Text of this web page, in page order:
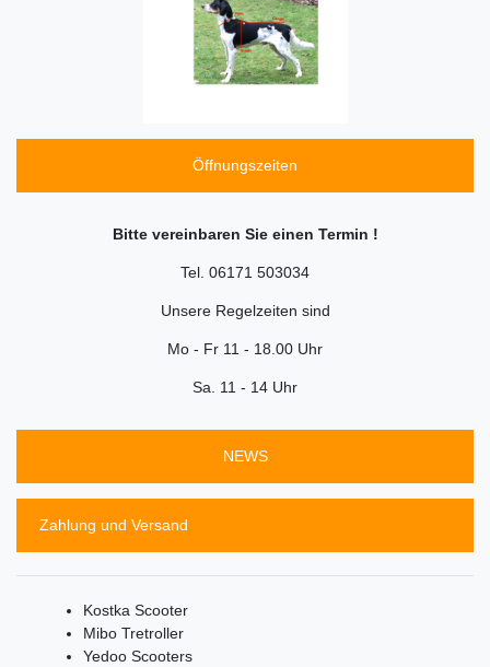
Öffnungszeiten
Bitte vereinbaren Sie einen Termin !
Tel. 06171 503034
Unsere Regelzeiten sind
Mo - Fr 11 - 18.00 Uhr
Sa. 11 - 14 Uhr
NEWS
Zahlung und Versand
Kostka Scooter
Mibo Tretroller
Yedoo Scooters